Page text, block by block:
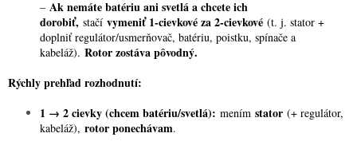
– Ak nemáte batériu ani svetlá a chcete ich
dorobiť, stačí vymeniť 1-cievkové za 2-cievkové (t. j. stator +
doplniť regulátor/usmerňovač, batériu, poistku, spínače a
kabeláž). Rotor zostáva pôvodný.
Rýchly prehľad rozhodnutí:
1 → 2 cievky (chcem batériu/svetlá): mením stator (+ regulátor,
kabeláž), rotor ponechávam.